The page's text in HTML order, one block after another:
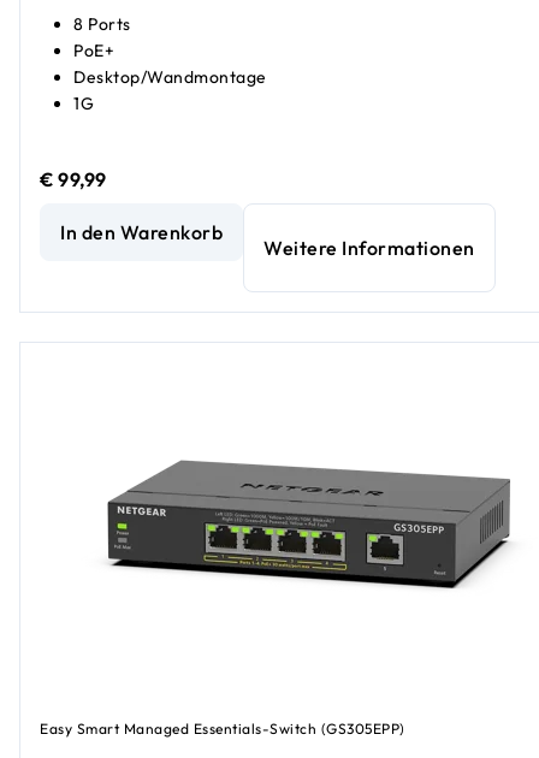
8 Ports
PoE+
Desktop/Wandmontage
1G
€ 99,99
8-Port-Gigabit-Ethernet-PoE+-Easy-Smart-Essentials-
In den Warenkorb
Weitere Informationen
Easy Smart Managed Essentials-Switch (GS305EPP)